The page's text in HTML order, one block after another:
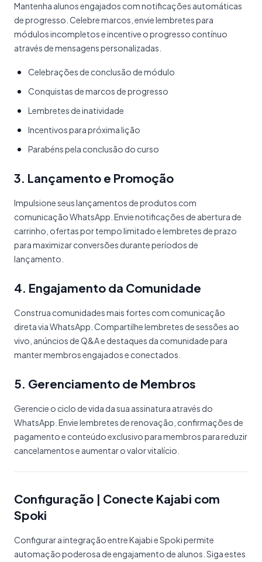
Mantenha alunos engajados com notificações automáticas
de progresso. Celebre marcos, envie lembretes para
módulos incompletos e incentive o progresso contínuo
através de mensagens personalizadas.
Celebrações de conclusão de módulo
Conquistas de marcos de progresso
Lembretes de inatividade
Incentivos para próxima lição
Parabéns pela conclusão do curso
3. Lançamento e Promoção
Impulsione seus lançamentos de produtos com
comunicação WhatsApp. Envie notificações de abertura de
carrinho, ofertas por tempo limitado e lembretes de prazo
para maximizar conversões durante períodos de
lançamento.
4. Engajamento da Comunidade
Construa comunidades mais fortes com comunicação
direta via WhatsApp. Compartilhe lembretes de sessões ao
vivo, anúncios de Q&A e destaques da comunidade para
manter membros engajados e conectados.
5. Gerenciamento de Membros
Gerencie o ciclo de vida da sua assinatura através do
WhatsApp. Envie lembretes de renovação, confirmações de
pagamento e conteúdo exclusivo para membros para reduzir
cancelamentos e aumentar o valor vitalício.
Configuração | Conecte Kajabi com
Spoki
Configurar a integração entre Kajabi e Spoki permite
automação poderosa de engajamento de alunos. Siga estes